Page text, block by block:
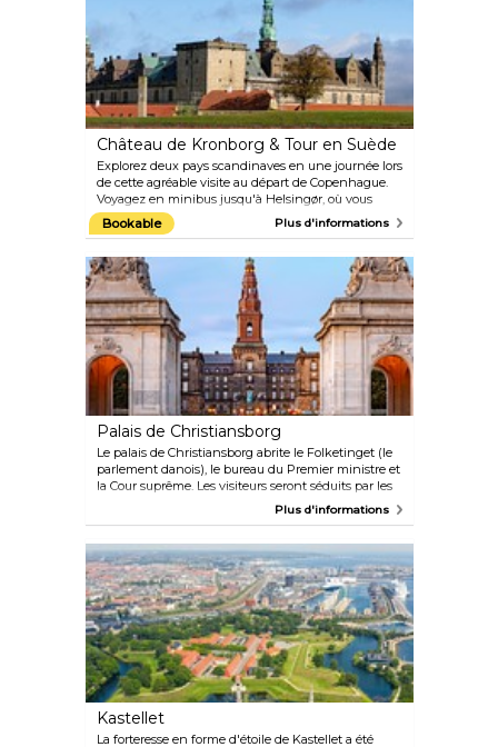
été, lorsque la scène en plein air de Plænen
accueille des concerts de rock gratuits de groupes
danois (et parfois de stars internationales).
Château de Kronborg & Tour en Suède
Explorez deux pays scandinaves en une journée lors
de cette agréable visite au départ de Copenhague.
Voyagez en minibus jusqu'à Helsingør, où vous
pourrez visiter le château de Kronborg, inscrit au
patrimoine mondial de l'UNESCO, immortalisé dans
bord d'un ferry pour la Suède pour découvrir les
points forts de la ville universitaire historique de
Lund et de la ville animée de Malmö.
Bookable Plus d'informations
Palais de Christiansborg
Le palais de Christiansborg abrite le Folketinget (le
parlement danois), le bureau du Premier ministre et
la Cour suprême. Les visiteurs seront séduits par les
magnifiques salles de réception royales, les ruines
unique. L'accès au parc du palais, aux galeries
publiques (uniquement pendant les débats
parlementaires) et à la tour est gratuit. La tour offre
d'ailleurs une vue imprenable sur la capitale
danoise.
Plus d'informations
Kastellet
La forteresse en forme d'étoile de Kastellet a été